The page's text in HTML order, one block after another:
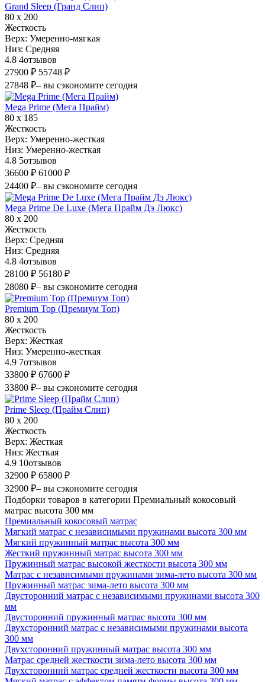
Grand Sleep (Гранд Слип)
80 х 200
Жесткость
Верх: Умеренно-мягкая
Низ: Средняя
4.8 4отзывов
27900 ₽ 55748 ₽
27848 ₽– вы сэкономите сегодня
Mega Prime (Мега Прайм)
80 х 185
Жесткость
Верх: Умеренно-жесткая
Низ: Умеренно-жесткая
4.8 5отзывов
36600 ₽ 61000 ₽
24400 ₽– вы сэкономите сегодня
Mega Prime De Luxe (Мега Прайм Дэ Люкс)
80 х 200
Жесткость
Верх: Средняя
Низ: Средняя
4.8 4отзывов
28100 ₽ 56180 ₽
28080 ₽– вы сэкономите сегодня
Premium Top (Премиум Топ)
80 х 200
Жесткость
Верх: Жесткая
Низ: Умеренно-жесткая
4.9 7отзывов
33800 ₽ 67600 ₽
33800 ₽– вы сэкономите сегодня
Prime Sleep (Прайм Слип)
80 х 200
Жесткость
Верх: Жесткая
Низ: Жесткая
4.9 10отзывов
32900 ₽ 65800 ₽
32900 ₽– вы сэкономите сегодня
Подборки товаров в категории Премиальный кокосовый
матрас высота 300 мм
Премиальный кокосовый матрас
Мягкий матрас с независимыми пружинами высота 300 мм
Мягкий пружинный матрас высота 300 мм
Жесткий пружинный матрас высота 300 мм
Пружинный матрас высокой жесткости высота 300 мм
Матрас с независимыми пружинами зима-лето высота 300 мм
Пружинный матрас зима-лето высота 300 мм
Двусторонний матрас с независимыми пружинами высота 300
мм
Двусторонний пружинный матрас высота 300 мм
Двухсторонний матрас с независимыми пружинами высота
300 мм
Двухсторонний пружинный матрас высота 300 мм
Матрас средней жесткости зима-лето высота 300 мм
Двухсторонний матрас средней жесткости высота 300 мм